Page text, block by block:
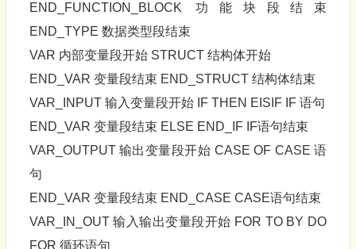
END_FUNCTION_BLOCK 功能块段结束
END_TYPE 数据类型段结束
VAR 内部变量段开始 STRUCT 结构体开始
END_VAR 变量段结束 END_STRUCT 结构体结束
VAR_INPUT 输入变量段开始 IF THEN EISIF IF 语句
END_VAR 变量段结束 ELSE END_IF IF语句结束
VAR_OUTPUT 输出变量段开始 CASE OF CASE 语
句
END_VAR 变量段结束 END_CASE CASE语句结束
VAR_IN_OUT 输入输出变量段开始 FOR TO BY DO
FOR 循环语句